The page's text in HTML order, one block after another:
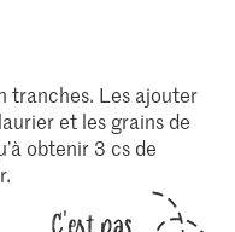
tranches. Les ajouter
et les grains de
obtenir 3 cs de